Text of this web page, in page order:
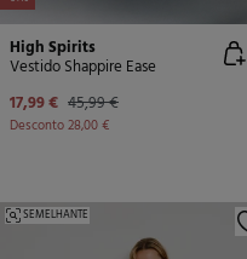
High Spirits
Vestido Shappire Ease
17,99 € 45,99 €
Desconto28,00 €
SEMELHANTE